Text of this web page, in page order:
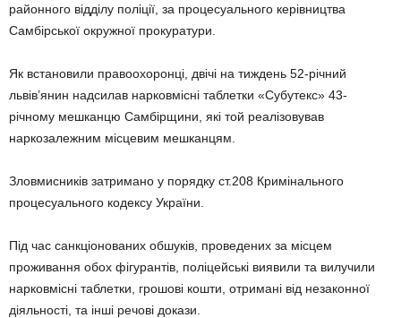
районного відділу поліції, за процесуального керівництва
Самбірської окружної прокуратури.
Як встановили правоохоронці, двічі на тиждень 52-річний
львів’янин надсилав нарковмісні таблетки «Субутекс» 43-
річному мешканцю Самбірщини, які той реалізовував
наркозалежним місцевим мешканцям.
Зловмисників затримано у порядку ст.208 Кримінального
процесуального кодексу України.
Під час санкціонованих обшуків, проведених за місцем
проживання обох фігурантів, поліцейські виявили та вилучили
нарковмісні таблетки, грошові кошти, отримані від незаконної
діяльності, та інші речові докази.